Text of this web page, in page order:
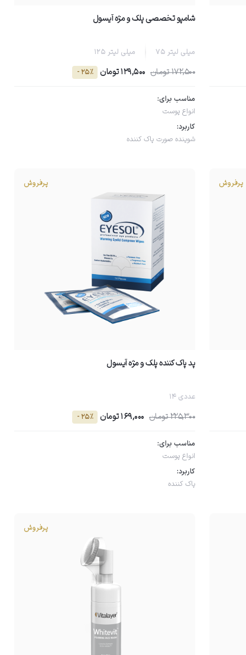
شامپو تخصصى پلک و مژه آیسول
75 میلی لیتر 125 میلی لیتر
172,500 تومان 129,500 تومان - 25٪
مناسب برای:
انواع پوست
کاربرد:
شوینده صورت پاک کننده
پرفروش
پد پاک کننده پلک و مژه آیسول
14 عددی
225,300 تومان 169,000 تومان - 25٪
مناسب برای:
انواع پوست
کاربرد:
پاک کننده
پرفروش
پرفروش